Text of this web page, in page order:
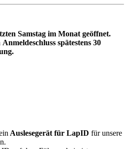
Samstag im Monat geöffnet.
Anmeldeschluss spätestens 30
Auslesegerät für LapID für unsere